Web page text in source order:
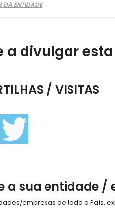
DA ENTIDADE
a divulgar
/ VISITAS
a sua entidade /
empresas de todo o País,